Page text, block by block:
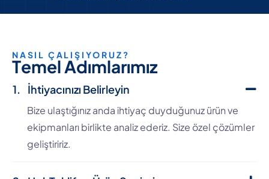
NASIL ÇALIŞIYORUZ?
Temel Adımlarımız
İhtiyacınızı Belirleyin
Bize ulaştığınız anda ihtiyaç duyduğunuz ürün ve
ekipmanları birlikte analiz ederiz. Size özel çözümler
geliştiririz.